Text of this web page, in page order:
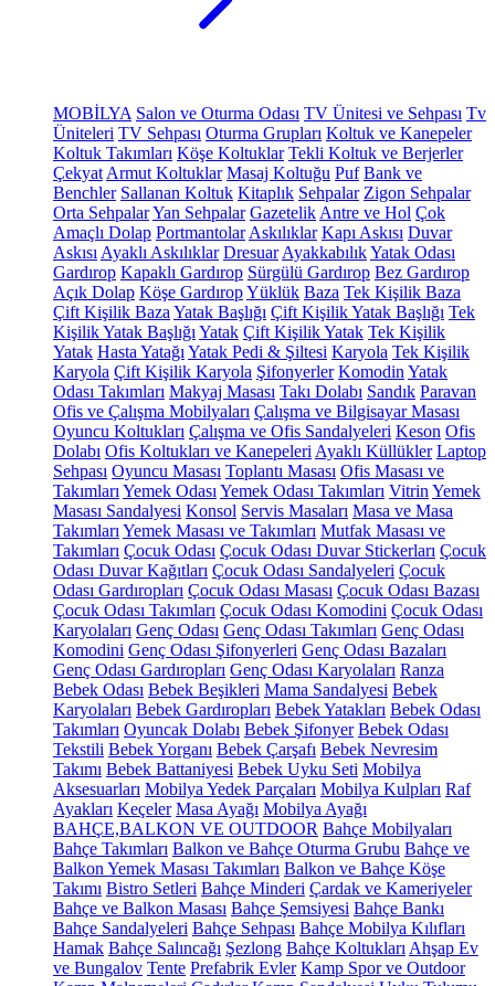
MOBİLYA Salon ve Oturma Odası TV Ünitesi ve Sehpası Tv
Üniteleri TV Sehpası Oturma Grupları Koltuk ve Kanepeler
Koltuk Takımları Köşe Koltuklar Tekli Koltuk ve Berjerler
Çekyat Armut Koltuklar Masaj Koltuğu Puf Bank ve
Benchler Sallanan Koltuk Kitaplık Sehpalar Zigon Sehpalar
Orta SehpalarYan Sehpalar Gazetelik Antre ve Hol Çok
Amaçlı Dolap Portmantolar Askılıklar Kapı Askısı Duvar
Askısı Ayaklı Askılıklar Dresuar AyakkabılıkYatak Odası
Gardırop Kapaklı Gardırop Sürgülü Gardırop Bez Gardırop
Açık Dolap Köşe GardıropYüklük Baza Tek Kişilik Baza
Çift Kişilik Baza Yatak Başlığı Çift Kişilik Yatak Başlığı Tek
Kişilik Yatak Başlığı Yatak Çift Kişilik Yatak Tek Kişilik
Yatak Hasta Yatağı Yatak Pedi & Şiltesi Karyola Tek Kişilik
Karyola Çift Kişilik Karyola Şifonyerler Komodin Yatak
Odası Takımları Makyaj Masası Takı Dolabı Sandık Paravan
Ofis ve Çalışma Mobilyaları Çalışma ve Bilgisayar Masası
Oyuncu Koltukları Çalışma ve Ofis Sandalyeleri Keson Ofis
Dolabı Ofis Koltukları ve Kanepeleri Ayaklı Küllükler Laptop
Sehpası Oyuncu Masası Toplantı Masası Ofis Masası ve
Takımları Yemek Odası Yemek Odası Takımları Vitrin Yemek
Masası Sandalyesi Konsol Servis Masaları Masa ve Masa
Takımları Yemek Masası ve Takımları Mutfak Masası ve
Takımları Çocuk Odası Çocuk Odası Duvar Stickerları Çocuk
Odası Duvar Kağıtları Çocuk Odası Sandalyeleri Çocuk
Odası Gardıropları Çocuk Odası Masası Çocuk Odası Bazası
Çocuk Odası Takımları Çocuk Odası Komodini Çocuk Odası
Karyolaları Genç Odası Genç Odası Takımları Genç Odası
Komodini Genç Odası Şifonyerleri Genç Odası Bazaları
Genç Odası Gardıropları Genç Odası Karyolaları Ranza
Bebek Odası Bebek Beşikleri Mama Sandalyesi Bebek
Karyolaları Bebek Gardıropları Bebek Yatakları Bebek Odası
Takımları Oyuncak Dolabı Bebek Şifonyer Bebek Odası
Tekstili Bebek Yorganı Bebek Çarşafı Bebek Nevresim
Takımı Bebek Battaniyesi Bebek Uyku Seti Mobilya
Aksesuarları Mobilya Yedek Parçaları Mobilya Kulpları Raf
Ayakları Keçeler Masa Ayağı Mobilya Ayağı
BAHÇE,BALKON VE OUTDOOR Bahçe Mobilyaları
Bahçe Takımları Balkon ve Bahçe Oturma Grubu Bahçe ve
Balkon Yemek Masası Takımları Balkon ve Bahçe Köşe
Takımı Bistro Setleri Bahçe Minderi Çardak ve Kameriyeler
Bahçe ve Balkon Masası Bahçe Şemsiyesi Bahçe Bankı
Bahçe Sandalyeleri Bahçe Sehpası Bahçe Mobilya Kılıfları
Hamak Bahçe Salıncağı Şezlong Bahçe Koltukları Ahşap Ev
ve Bungalov Tente Prefabrik Evler Kamp Spor ve Outdoor